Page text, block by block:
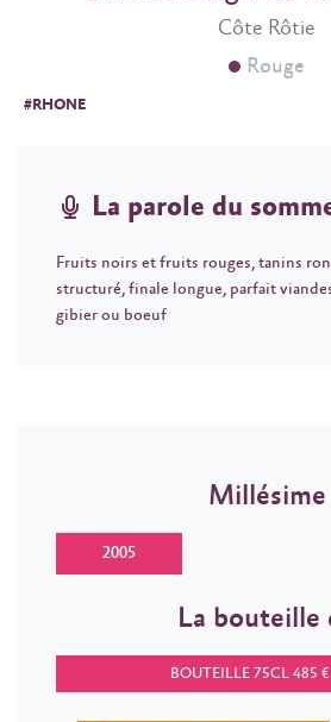
Côte Rôtie
Rouge
#RHONE
La parole du
Fruits noirs et fruits rouges, tanins
structuré, finale longue, parfait
gibier ou boeuf
Millésime
2005
La bouteille
BOUTEILLE 75CL 485